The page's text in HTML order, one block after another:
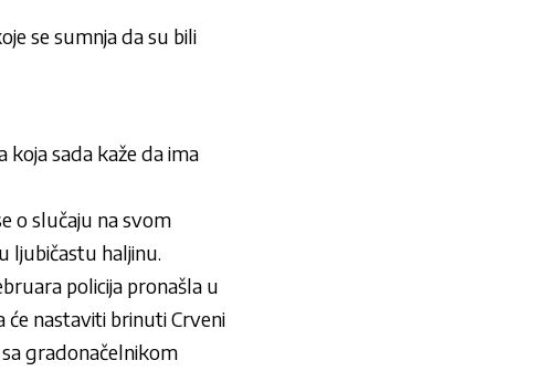
se sumnja da su bili
koja sada kaže da ima
o slučaju na svom
ljubičastu haljinu.
policija pronašla u
će nastaviti brinuti Crveni
gradonačelnikom